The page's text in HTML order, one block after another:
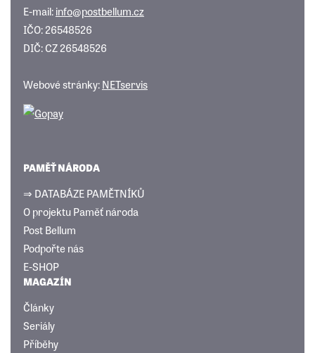
E-mail:info@postbellum.cz
IČO: 26548526
DIČ: CZ 26548526
Webové stránky:NETservis
PAMĚŤ NÁRODA
⇒ DATABÁZE PAMĚTNÍKŮ
O projektu Paměť národa
Post Bellum
Podpořte nás
E-SHOP
MAGAZÍN
Články
Seriály
Příběhy